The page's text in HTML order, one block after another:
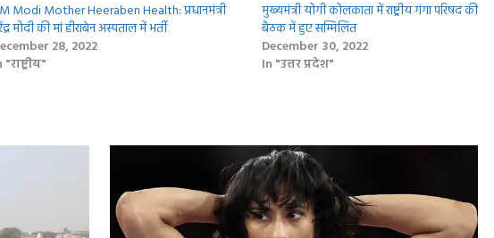
Modi Mother Heeraben Health: प्रधानमंत्री
मोदी की मां हीराबेन अस्पताल में भर्ती
28, 2022
मुख्यमंत्री योगी कोलकाता में राष्ट्रीय गंगा परिषद की
बैठक में हुए सम्मिलित
December 30, 2022
In "उत्तर प्रदेश"